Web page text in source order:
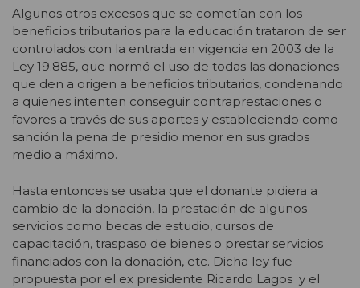
Algunos otros excesos que se cometían con los
beneficios tributarios para la educación trataron de ser
controlados con la entrada en vigencia en 2003 de la
Ley 19.885, que normó el uso de todas las donaciones
que den a origen a beneficios tributarios, condenando
a quienes intenten conseguir contraprestaciones o
favores a través de sus aportes y estableciendo como
sanción la pena de presidio menor en sus grados
medio a máximo.
Hasta entonces se usaba que el donante pidiera a
cambio de la donación, la prestación de algunos
servicios como becas de estudio, cursos de
capacitación, traspaso de bienes o prestar servicios
financiados con la donación, etc. Dicha ley fue
propuesta por el ex presidente Ricardo Lagos y el